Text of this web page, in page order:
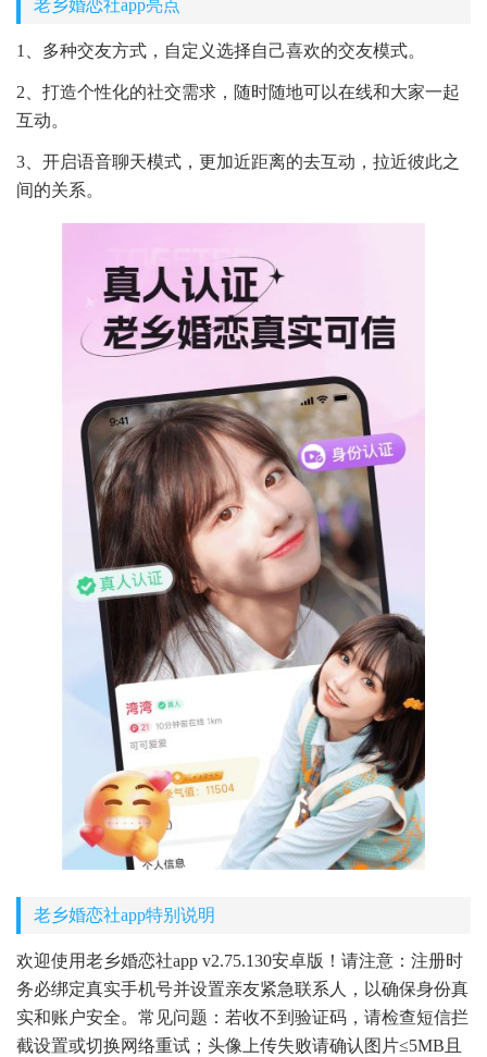
老乡婚恋社app亮点
1、多种交友方式，自定义选择自己喜欢的交友模式。
2、打造个性化的社交需求，随时随地可以在线和大家一起
互动。
3、开启语音聊天模式，更加近距离的去互动，拉近彼此之
间的关系。
老乡婚恋社app特别说明
欢迎使用老乡婚恋社app v2.75.130安卓版！请注意：注册时
务必绑定真实手机号并设置亲友紧急联系人，以确保身份真
实和账户安全。常见问题：若收不到验证码，请检查短信拦
截设置或切换网络重试；头像上传失败请确认图片≤5MB且